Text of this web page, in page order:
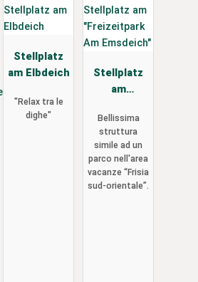
Stellplatz
am Elbdeich
"Relax tra le
dighe"
Stellplatz
am
k Am
Emsdeich"
Bellissima
struttura
simile ad un
parco nell'area
vacanze “Frisia
sud-orientale”.